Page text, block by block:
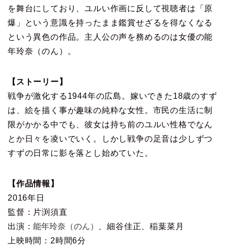
を舞台にしており、ユルい作画に反して視聴者は「原
爆」という意識を持ったまま鑑賞せざるを得なくなる
という異色の作品。主人公の声を務めるのは女優の能
年玲奈（のん）。
【ストーリー】
戦争が激化する1944年の広島。嫁いできた18歳のすず
は、絵を描く事が趣味の純粋な女性。市民の生活に制
限がかかる中でも、彼女は持ち前のユルい性格でなん
とか日々を凌いでいく。しかし戦争の足音は少しずつ
すずの日常に影を落とし始めていた。
【作品情報】
2016年日
監督：片渕須直
出演：能年玲奈（のん）
、細谷佳正、稲葉菜月
上映時間：2時間6分